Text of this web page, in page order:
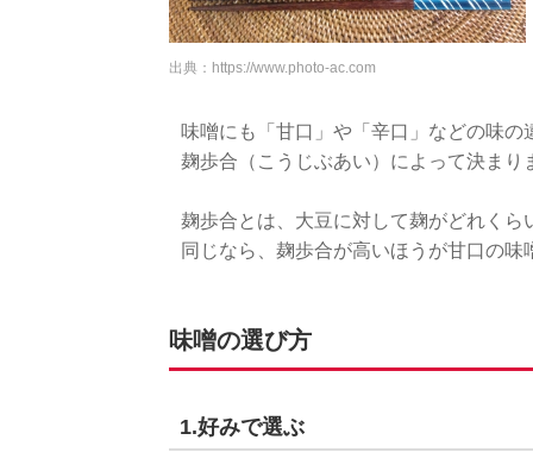
出典： https://www.photo-ac.com
味噌にも「甘口」や「辛口」などの味
麹歩合（こうじぶあい）によって決まり
麹歩合とは、大豆に対して麹がどれく
同じなら、麹歩合が高いほうが甘口の味
味噌の選び方
1.好みで選ぶ